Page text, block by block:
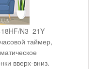
N3_21Y
таймер,
вверх-вниз.